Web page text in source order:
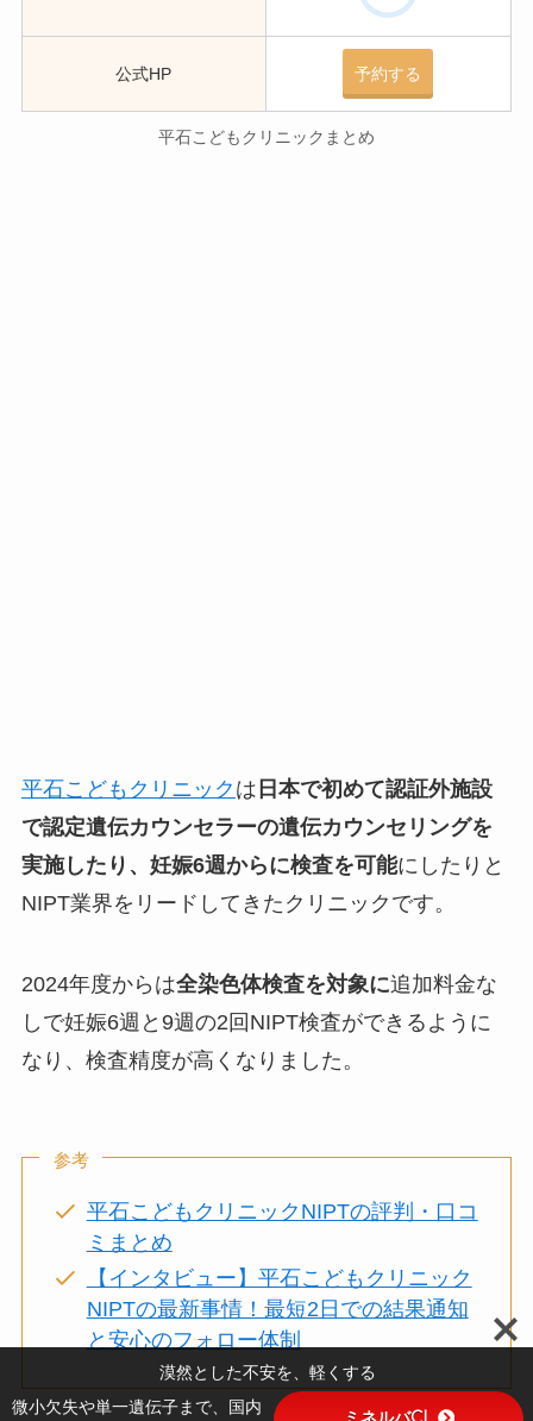
公式HP 予約する
平石こどもクリニックまとめ
平石こどもクリニック は 日本で初めて認証外施設
で認定遺伝カウンセラーの遺伝カウンセリングを
実施したり、妊娠6週からに検査を可能にしたりと
NIPT業界をリードしてきたクリニックです。
2024年度からは全染色体検査を対象に追加料金な
しで妊娠6週と9週の2回NIPT検査ができる ように
なり、検査精度が高くなりました。
参考
平石こどもクリニックNIPTの評判・口コ
ミまとめ
【インタビュー】平石こどもクリニック
NIPTの最新事情！最短2日での結果通知
と安心のフォロー体制
漠然とした不安を、軽くする
微小欠失や単一遺伝子まで、国内